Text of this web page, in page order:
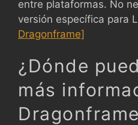
entre plataformas. No
versión específica para
Dragonframe]
¿Dónde
más